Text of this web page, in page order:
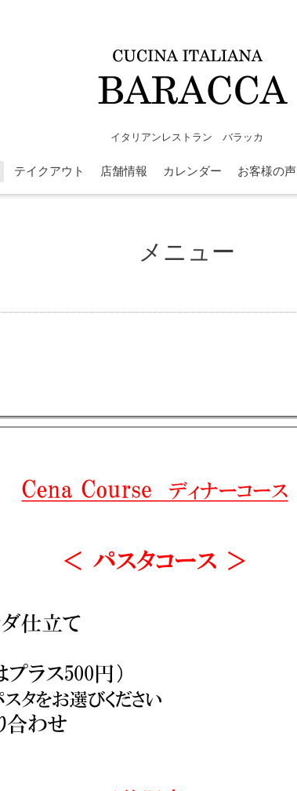
イタリアンレストラン バラッカ
テイクアウト 店舗情報 カレンダー お客様の声
メニュー